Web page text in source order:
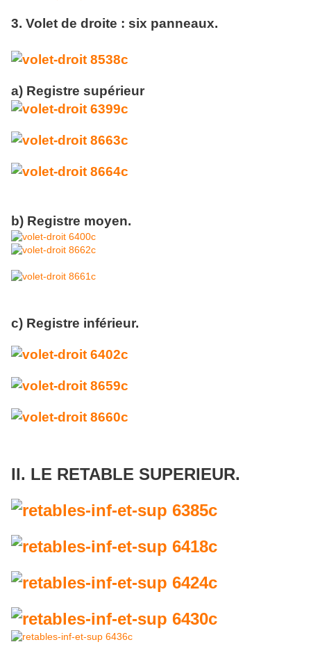
3. Volet de droite : six panneaux.
a) Registre supérieur
b) Registre moyen.
c) Registre inférieur.
II. LE RETABLE SUPERIEUR.